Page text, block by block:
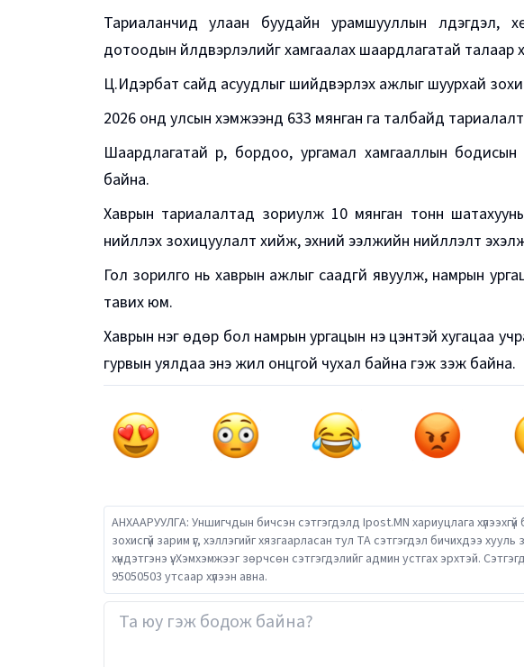
Тариаланчид улаан буудайн урамшууллын үлдэгдэл,
дотоодын үйлдвэрлэлийг хамгаалах шаардлагатай талаар
Ц.Идэрбат сайд асуудлыг шийдвэрлэх ажлыг шуурхай
2026 онд улсын хэмжээнд 633 мянган га талбайд
Шаардлагатай үр, бордоо, ургамал хамгааллын бодисын
байна.
Хаврын тариалалтад зориулж 10 мянган тонн
нийлүүлэх зохицуулалт хийж, эхний ээлжийн нийлүүлэлт
Гол зорилго нь хаврын ажлыг саадгүй явуулж, намрын
тавих юм.
Хаврын нэг өдөр бол намрын ургацын үнэ цэнтэй хугацаа
гурвын уялдаа энэ жил онцгой чухал байна гэж үзэж байна.
АНХААРУУЛГА: Уншигчдын бичсэн сэтгэгдэлд Ipost.MN хариуцлага
зохисгүй зарим үг, хэллэгийг хязгаарласан тул ТА сэтгэгдэл бичихдээ
хүндэтгэнэ үү. Хэмхэмжээг зөрчсөн сэтгэгдэлийг админ устгах эрхтэй.
95050503 утсаар хүлээн авна.